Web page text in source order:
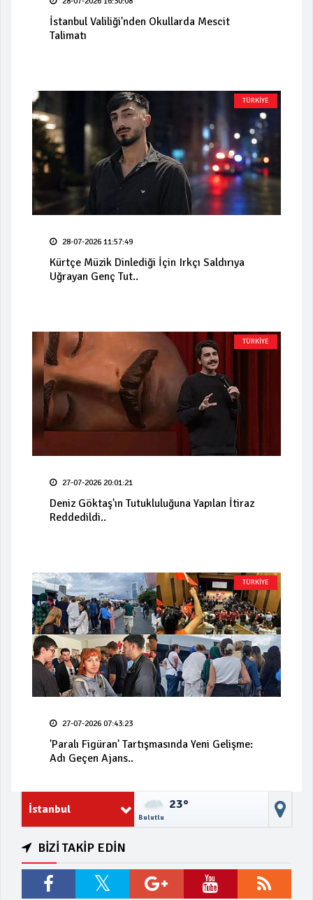
İstanbul Valiliği'nden Okullarda Mescit
Talimatı
TÜRKİYE
28-07-2026 11:57:49
Kürtçe Müzik Dinlediği İçin Irkçı Saldırıya
Uğrayan Genç Tut..
TÜRKİYE
27-07-2026 20:01:21
Deniz Göktaş'ın Tutukluluğuna Yapılan İtiraz
Reddedildi..
TÜRKİYE
27-07-2026 07:43:23
'Paralı Figüran' Tartışmasında Yeni Gelişme:
Adı Geçen Ajans..
İstanbul 23°
Bulutlu
BİZİ TAKİP EDİN